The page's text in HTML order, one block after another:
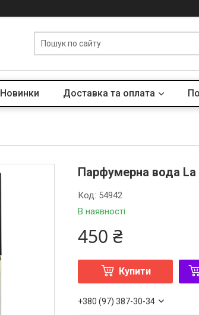
Новинки Доставка та оплата
Парфумерна вода La
В наявності
Код: 54942
450 ₴
Купити
+380 (97) 387-30-34